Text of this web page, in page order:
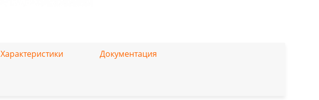
Характеристики Документация